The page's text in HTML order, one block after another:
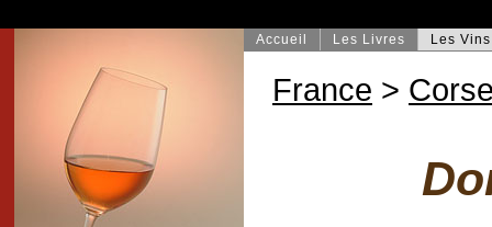
Accueil Les Livres Les Vins
France >